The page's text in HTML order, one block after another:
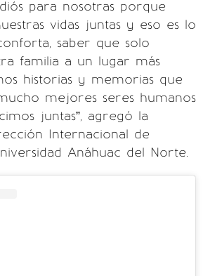
para nosotras porque
vidas juntas y eso es lo
saber que solo
familia a un lugar más
historias y memorias que
mejores seres humanos
juntas”, agregó la
Internacional de
Anáhuac del Norte.